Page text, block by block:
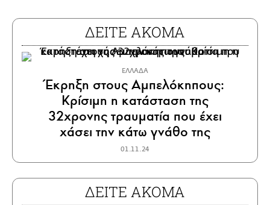
ΔΕΙΤΕ ΑΚΟΜΑ
ΕΛΛΑΔΑ
Έκρηξη στους Αμπελόκηπους:
Κρίσιμη η κατάσταση της
32χρονης τραυματία που έχει
χάσει την κάτω γνάθο της
01.11.24
ΔΕΙΤΕ ΑΚΟΜΑ